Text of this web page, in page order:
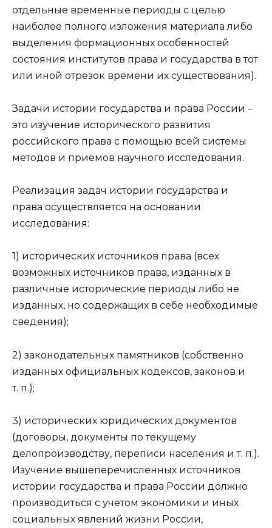
отдельные временные периоды с целью
наиболее полного изложения материала либо
выделения формационных особенностей
состояния институтов права и государства в тот
или иной отрезок времени их существования).
Задачи истории государства и права России –
это изучение исторического развития
российского права с помощью всей системы
методов и приемов научного исследования.
Реализация задач истории государства и
права осуществляется на основании
исследования:
1) исторических источников права (всех
возможных источников права, изданных в
различные исторические периоды либо не
изданных, но содержащих в себе необходимые
сведения);
2) законодательных памятников (собственно
изданных официальных кодексов, законов и
т. п.);
3) исторических юридических документов
(договоры, документы по текущему
делопроизводству, переписи населения и т. п.).
Изучение вышеперечисленных источников
истории государства и права России должно
производиться с учетом экономики и иных
социальных явлений жизни России,